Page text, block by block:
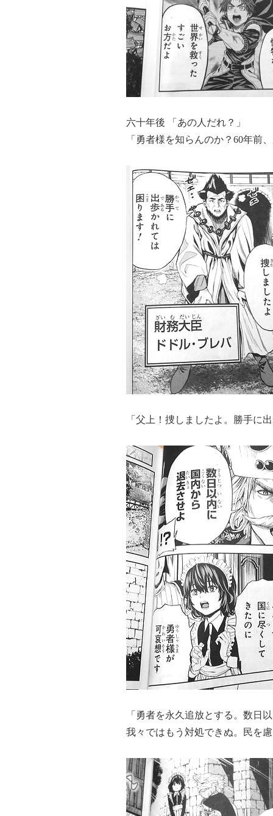
六十年後 「あの人だれ？」
「勇者様を知らんのか？60年前
「父上！捜しましたよ。勝手に
「勇者を永久追放とする。数日
我々ではもう対処できぬ。民を